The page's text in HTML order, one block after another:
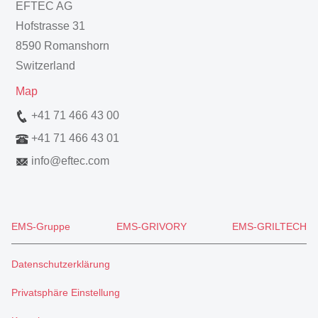
EFTEC AG
Hofstrasse 31
8590 Romanshorn
Switzerland
Map
+41 71 466 43 00
+41 71 466 43 01
info@eftec.com
EMS-Gruppe EMS-GRIVORY EMS-GRILTECH
Datenschutzerklärung
Privatsphäre Einstellung